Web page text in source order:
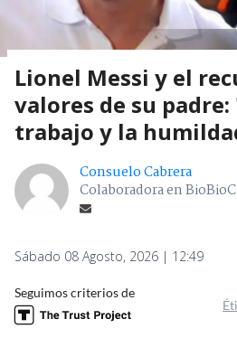
Lionel Messi y el
valores de su
trabajo y la
Consuelo Cabrera
Colaboradora en
Sábado 08 Agosto, 2026 | 12:49
Seguimos criterios de